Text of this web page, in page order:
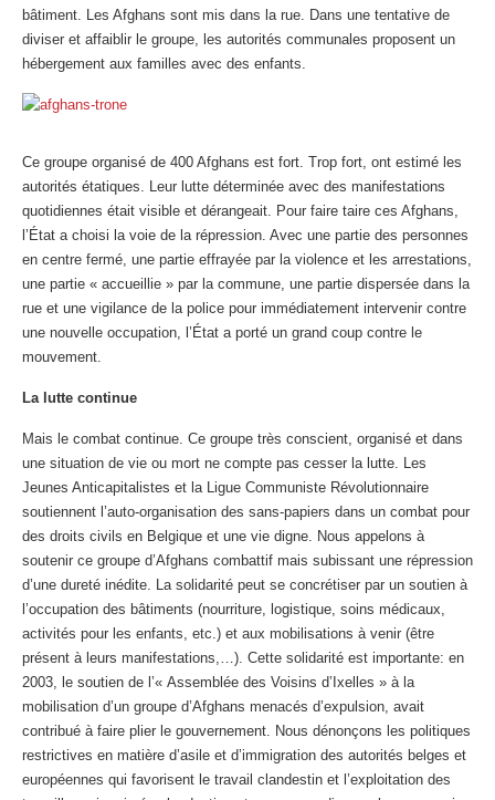
bâtiment. Les Afghans sont mis dans la rue. Dans une tentative de
diviser et affaiblir le groupe, les autorités communales proposent un
hébergement aux familles avec des enfants.
Ce groupe organisé de 400 Afghans est fort. Trop fort, ont estimé les
autorités étatiques. Leur lutte déterminée avec des manifestations
quotidiennes était visible et dérangeait. Pour faire taire ces Afghans,
l’État a choisi la voie de la répression. Avec une partie des personnes
en centre fermé, une partie effrayée par la violence et les arrestations,
une partie « accueillie » par la commune, une partie dispersée dans la
rue et une vigilance de la police pour immédiatement intervenir contre
une nouvelle occupation, l’État a porté un grand coup contre le
mouvement.
La lutte continue
Mais le combat continue. Ce groupe très conscient, organisé et dans
une situation de vie ou mort ne compte pas cesser la lutte. Les
Jeunes Anticapitalistes et la Ligue Communiste Révolutionnaire
soutiennent l’auto-organisation des sans-papiers dans un combat pour
des droits civils en Belgique et une vie digne. Nous appelons à
soutenir ce groupe d’Afghans combattif mais subissant une répression
d’une dureté inédite. La solidarité peut se concrétiser par un soutien à
l’occupation des bâtiments (nourriture, logistique, soins médicaux,
activités pour les enfants, etc.) et aux mobilisations à venir (être
présent à leurs manifestations,…). Cette solidarité est importante: en
2003, le soutien de l’« Assemblée des Voisins d’Ixelles » à la
mobilisation d’un groupe d’Afghans menacés d’expulsion, avait
contribué à faire plier le gouvernement. Nous dénonçons les politiques
restrictives en matière d’asile et d’immigration des autorités belges et
européennes qui favorisent le travail clandestin et l’exploitation des